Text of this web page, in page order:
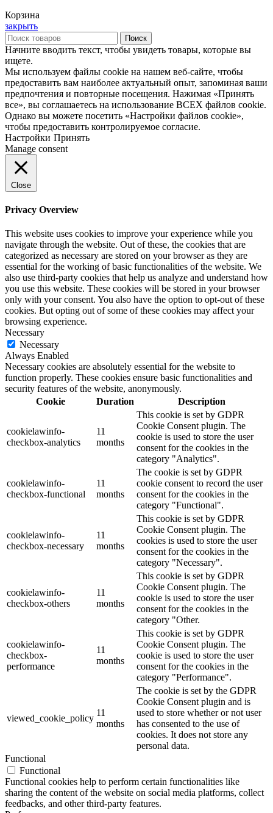
Корзина
закрыть
Поиск
Начните вводить текст, чтобы увидеть товары, которые вы
ищете.
Мы используем файлы cookie на нашем веб-сайте, чтобы
предоставить вам наиболее актуальный опыт, запоминая ваши
предпочтения и повторные посещения. Нажимая «Принять
все», вы соглашаетесь на использование ВСЕХ файлов cookie.
Однако вы можете посетить «Настройки файлов cookie»,
чтобы предоставить контролируемое согласие.
Настройки Принять
Manage consent
Close
Privacy Overview
This website uses cookies to improve your experience while you
navigate through the website. Out of these, the cookies that are
categorized as necessary are stored on your browser as they are
essential for the working of basic functionalities of the website. We
also use third-party cookies that help us analyze and understand how
you use this website. These cookies will be stored in your browser
only with your consent. You also have the option to opt-out of these
cookies. But opting out of some of these cookies may affect your
browsing experience.
Necessary
Necessary
Always Enabled
Necessary cookies are absolutely essential for the website to
function properly. These cookies ensure basic functionalities and
security features of the website, anonymously.
Cookie
Duration Description
cookielawinfo-
checkbox-analytics
11
months
This cookie is set by GDPR
Cookie Consent plugin. The
cookie is used to store the user
consent for the cookies in the
category "Analytics".
cookielawinfo-
checkbox-functional
11
months
The cookie is set by GDPR
cookie consent to record the user
consent for the cookies in the
category "Functional".
cookielawinfo-
checkbox-necessary
11
months
This cookie is set by GDPR
Cookie Consent plugin. The
cookies is used to store the user
consent for the cookies in the
category "Necessary".
cookielawinfo-
checkbox-others
11
months
This cookie is set by GDPR
Cookie Consent plugin. The
cookie is used to store the user
consent for the cookies in the
category "Other.
cookielawinfo-
checkbox-
performance
11
months
This cookie is set by GDPR
Cookie Consent plugin. The
cookie is used to store the user
consent for the cookies in the
category "Performance".
viewed_cookie_policy
11
months
The cookie is set by the GDPR
Cookie Consent plugin and is
used to store whether or not user
has consented to the use of
cookies. It does not store any
personal data.
Functional
Functional
Functional cookies help to perform certain functionalities like
sharing the content of the website on social media platforms, collect
feedbacks, and other third-party features.